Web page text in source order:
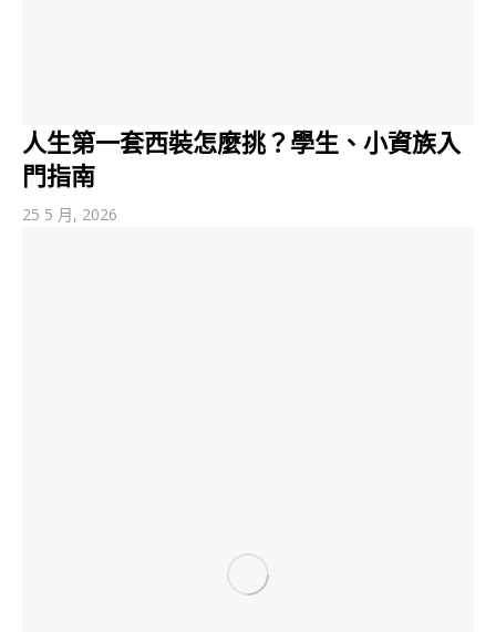
人生第一套西裝怎麼挑？學生、小資族入
門指南
25 5 月, 2026